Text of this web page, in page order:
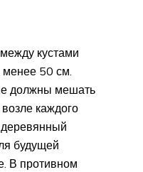
кустами
50 см.
должны мешать
каждого
деревянный
будущей
В противном